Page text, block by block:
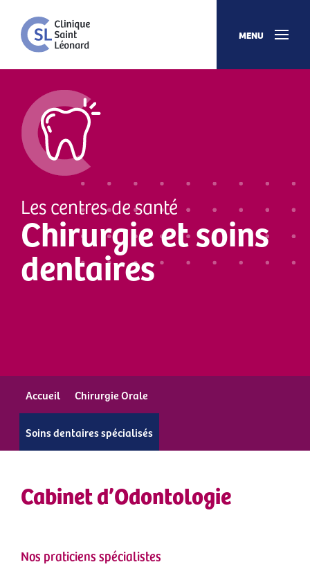
MENU
Les centres de santé
Chirurgie et soins
dentaires
Accueil Chirurgie Orale
Soins dentaires spécialisés
Cabinet d’Odontologie
Nos praticiens spécialistes